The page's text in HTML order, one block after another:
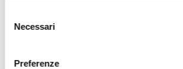
delNecessari
Preferenze